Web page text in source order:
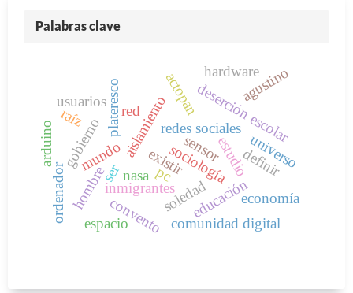
Palabras clave
soledad
estudio
redes sociales
aislamiento
inmigrantes educación
sociología
hombre
existir
mundo definir
ser
economía
deserción escolar
gobierno
plateresco
convento
agustino
actopan
ordenador pc
nasa
universo
espacio comunidad digital
usuarios
red
sensor
arduino
hardware
raíz